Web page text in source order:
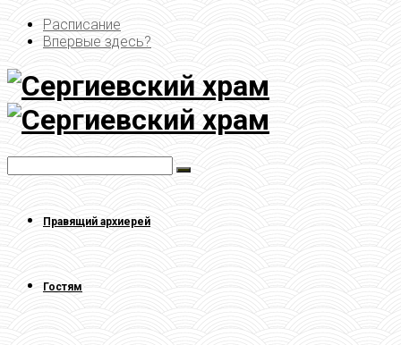
Расписание
Впервые здесь?
Правящий архиерей
Гостям